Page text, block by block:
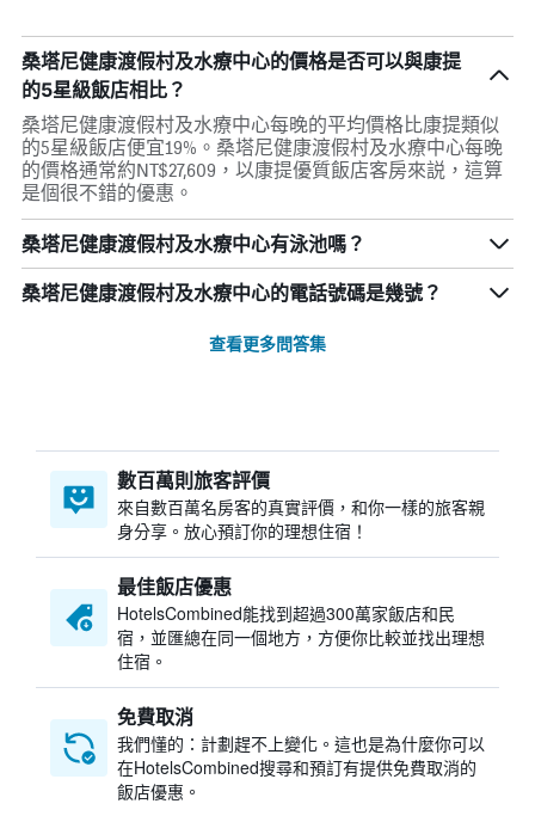
桑塔尼健康渡假村及水療中心的價格是否可以與康提
的5星級飯店相比？
桑塔尼健康渡假村及水療中心每晚的平均價格比康提類似
的5星級飯店便宜19%。桑塔尼健康渡假村及水療中心每晚
的價格通常約NT$27,609，以康提優質飯店客房來説，這算
是個很不錯的優惠。
桑塔尼健康渡假村及水療中心有泳池嗎？
桑塔尼健康渡假村及水療中心的電話號碼是幾號？
查看更多問答集
數百萬則旅客評價
來自數百萬名房客的真實評價，和你一樣的旅客親
身分享。放心預訂你的理想住宿！
最佳飯店優惠
HotelsCombined​能找到超過300萬家飯店和民
宿，並匯總在同一個地方，方便你比較並找出理想
住宿。
免費取消
我們懂的：計劃趕不上變化。這也是為什麼你可以
在HotelsCombined搜尋和預訂有提供免費取消的
飯店優惠。